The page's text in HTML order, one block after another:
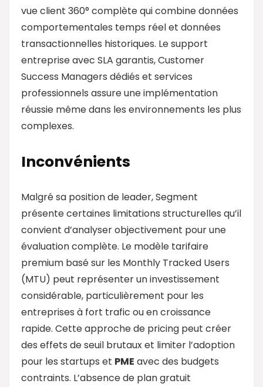
vue client 360° complète qui combine données
comportementales temps réel et données
transactionnelles historiques. Le support
entreprise avec SLA garantis, Customer
Success Managers dédiés et services
professionnels assure une implémentation
réussie même dans les environnements les plus
complexes.
Inconvénients
Malgré sa position de leader, Segment
présente certaines limitations structurelles qu’il
convient d’analyser objectivement pour une
évaluation complète. Le modèle tarifaire
premium basé sur les Monthly Tracked Users
(MTU) peut représenter un investissement
considérable, particulièrement pour les
entreprises à fort trafic ou en croissance
rapide. Cette approche de pricing peut créer
des effets de seuil brutaux et limiter l’adoption
pour les startups et PME avec des budgets
contraints. L’absence de plan gratuit